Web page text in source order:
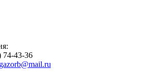
74-43-36
gazorb@mail.ru